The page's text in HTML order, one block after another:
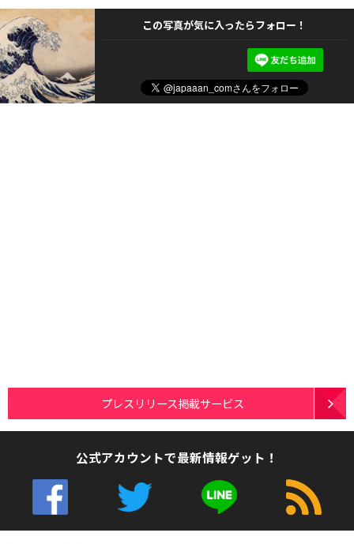
この写真が気に入ったらフォロー！
プレスリリース掲載サービス
公式アカウントで最新情報ゲット！